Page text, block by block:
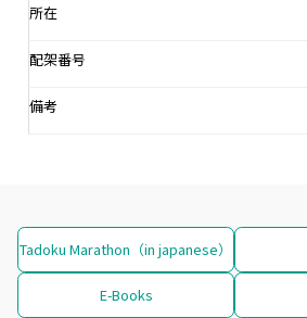
所在
配架番号
備考
Tadoku Marathon（in japanese）
E-Books